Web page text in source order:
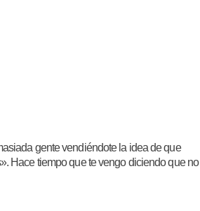
gente vendiéndote la idea de que
Hace tiempo que te vengo diciendo que no